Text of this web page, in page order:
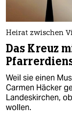
veranstaltungen
shop
fragen & hilfe
unterstützen
abo
genossenschaft
Heirat zwischen
Das Kreuz
Weil sie einen
Carmen Häcker
Landeskirchen,
wollen.